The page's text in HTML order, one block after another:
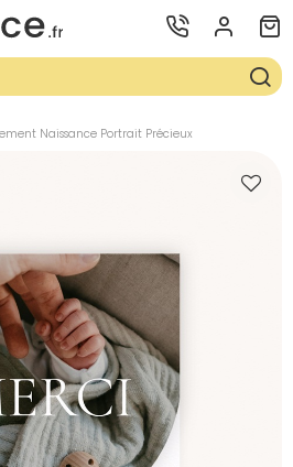
Naissance Portrait Précieux